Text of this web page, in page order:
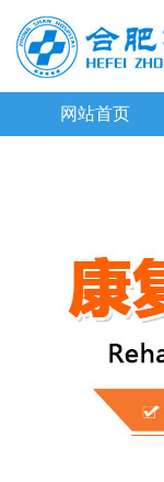
网站首页